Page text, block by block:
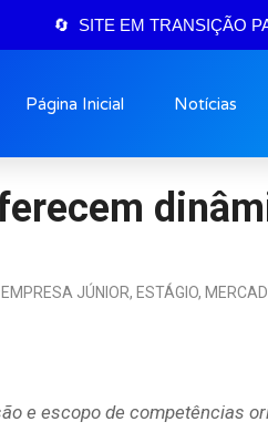
🔄 SITE EM TRANSIÇÃO
Página Inicial Notícias
EMPRESA JÚNIOR, ESTÁGIO,
e escopo de competências